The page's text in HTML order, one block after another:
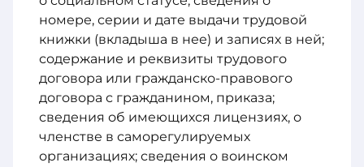
номере, серии и дате выдачи трудовой
книжки (вкладыша в нее) и записях в ней;
содержание и реквизиты трудового
договора или гражданско-правового
договора с гражданином, приказа;
сведения об имеющихся лицензиях, о
членстве в саморегулируемых
организациях; сведения о воинском